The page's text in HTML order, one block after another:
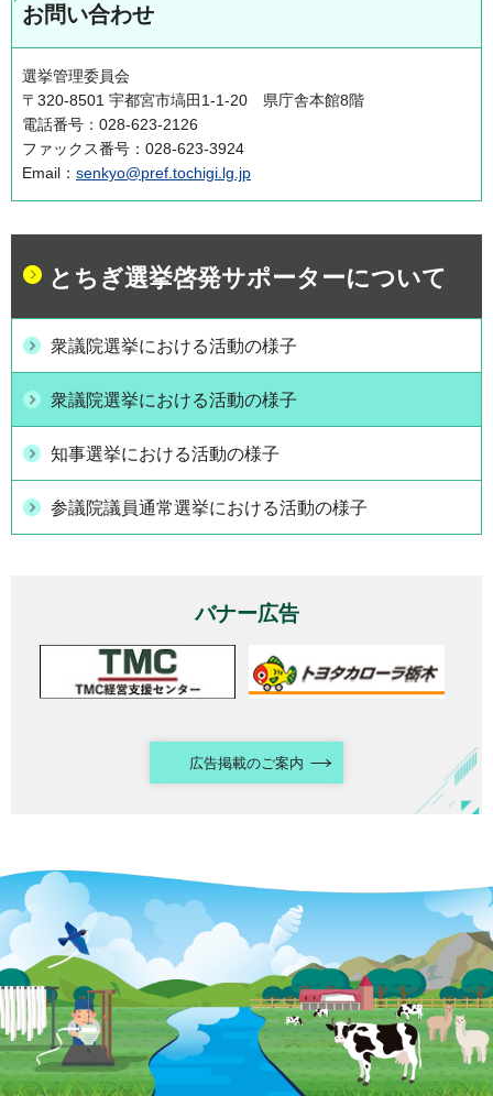
お問い合わせ
選挙管理委員会
〒320-8501 宇都宮市塙田1-1-20 県庁舎本館8階
電話番号：028-623-2126
ファックス番号：028-623-3924
Email： senkyo@pref.tochigi.lg.jp
とちぎ選挙啓発サポーターについて
衆議院選挙における活動の様子
衆議院選挙における活動の様子
知事選挙における活動の様子
参議院議員通常選挙における活動の様子
バナー広告
広告掲載のご案内